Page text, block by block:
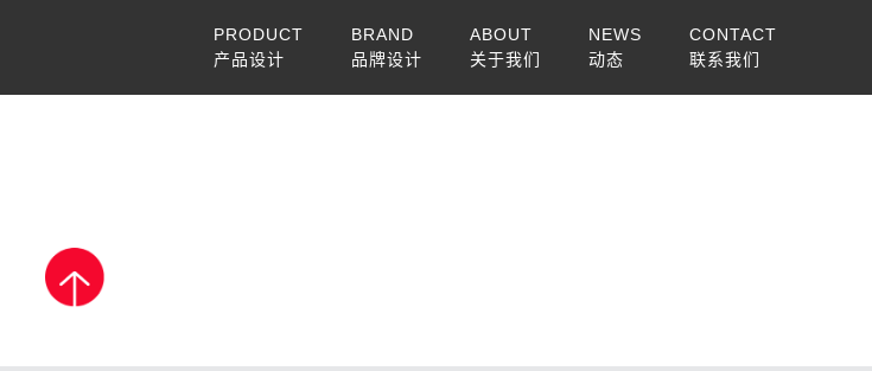
PRODUCT
产品设计
BRAND
品牌设计
ABOUT
关于我们
NEWS
动态
CONTACT
联系我们